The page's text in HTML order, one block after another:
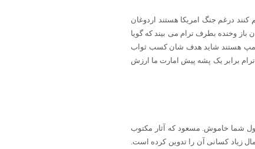
درغم جنگ امریکا هستند اردوغان
وخنده بطرف ترام می بیند که گویا
ترامپ هستند شاید هدف شان کسب ثواب
ترام برابر یک پشه پیش امارت ما ارزش
شما خاموش. مسعود که آثار مکتوب
زیاد کسانی آن را تدوین کرده است.